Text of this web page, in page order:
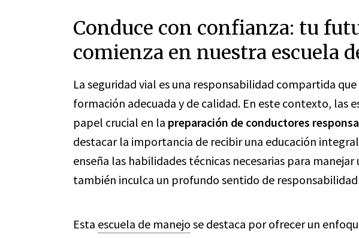
Conduce con confianza: tu
comienza en nuestra escuela
La seguridad vial es una responsabilidad compartida
formación adecuada y de calidad. En este contexto, las
papel crucial en la preparación de conductores
destacar la importancia de recibir una educación
enseña las habilidades técnicas necesarias para
también inculca un profundo sentido de responsabilidad
Esta escuela de manejo se destaca por ofrecer un